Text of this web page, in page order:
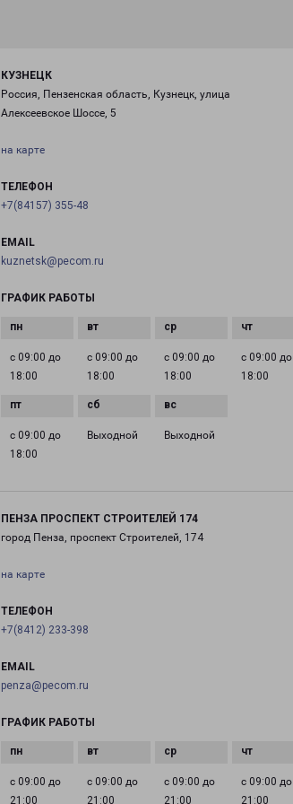
КУЗНЕЦК
Россия, Пензенская область, Кузнецк, улица
Алексеевское Шоссе, 5
на карте
ТЕЛЕФОН
+7(84157) 355-48
EMAIL
kuznetsk@pecom.ru
ГРАФИК РАБОТЫ
с 09:00 до
18:00
с 09:00 до
18:00
с 09:00 до
18:00
с 09:00 до
18:00
с 09:00 до
18:00
Выходной Выходной
ПЕНЗА ПРОСПЕКТ СТРОИТЕЛЕЙ 174
город Пенза, проспект Строителей, 174
на карте
ТЕЛЕФОН
+7(8412) 233-398
EMAIL
penza@pecom.ru
ГРАФИК РАБОТЫ
с 09:00 до
21:00
с 09:00 до
21:00
с 09:00 до
21:00
с 09:00 до
21:00